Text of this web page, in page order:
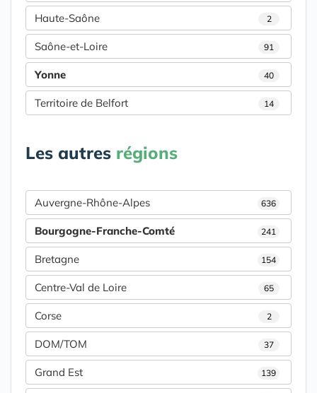
Haute-Saône 2
Saône-et-Loire 91
Yonne 40
Territoire de Belfort 14
Les autres régions
Auvergne-Rhône-Alpes 636
Bourgogne-Franche-Comté 241
Bretagne 154
Centre-Val de Loire 65
Corse 2
DOM/TOM 37
Grand Est 139